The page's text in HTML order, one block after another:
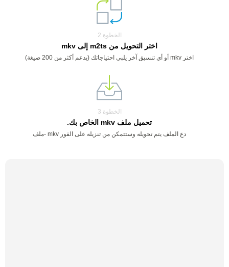
الخطوة 2
اختر التحويل من m2ts إلى mkv
اختر mkv أو أي تنسيق آخر يلبي احتياجاتك (يدعم أكثر من 200 صيغة)
الخطوة 3
تحميل ملف mkv الخاص بك.
دع الملف يتم تحويله وستتمكن من تنزيله على الفور mkv -ملف